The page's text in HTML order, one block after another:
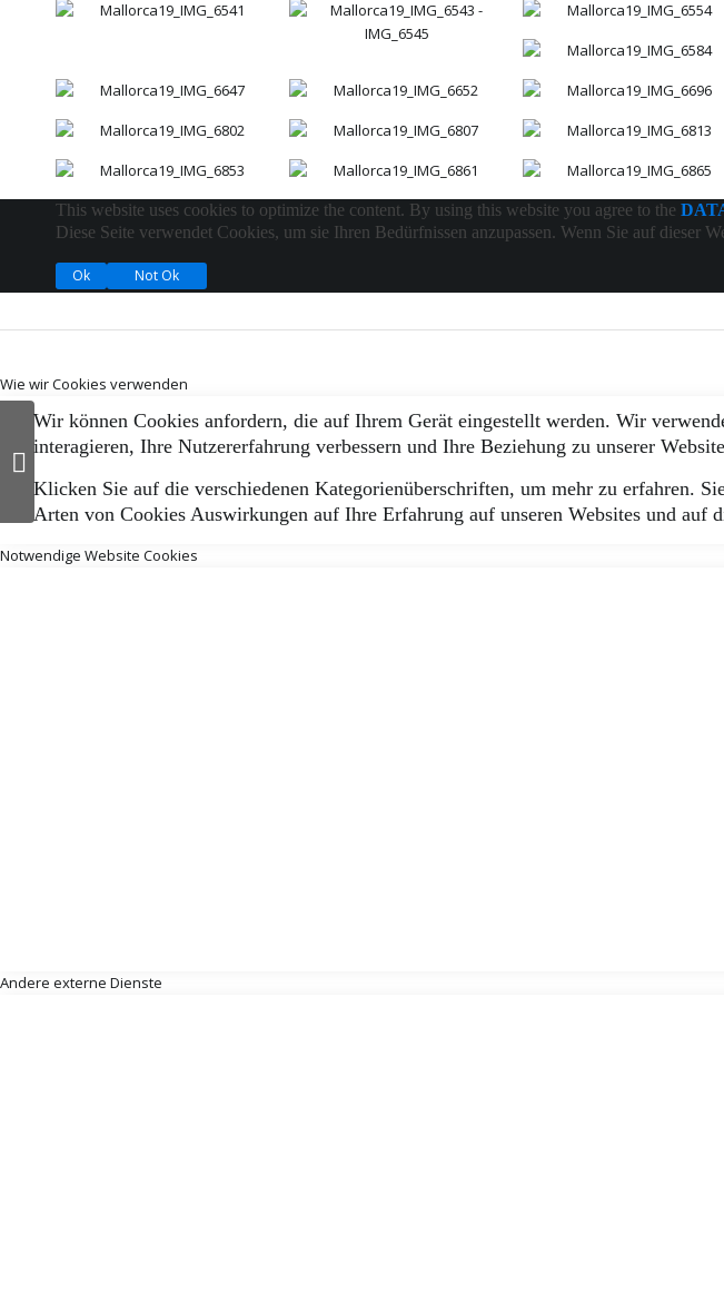
Bildbearbeitung für
This website uses cookies to optimize the content. By using this website you agree to the
Diese Seite verwendet Cookies, um sie Ihren Bedürfnissen anzupassen. Wenn Sie auf dieser
Ok Not Ok
Wie wir Cookies verwenden
Wir können Cookies anfordern, die auf Ihrem Gerät eingestellt werden. Wir
interagieren, Ihre Nutzererfahrung verbessern und Ihre Beziehung zu unserer
Klicken Sie auf die verschiedenen Kategorienüberschriften, um mehr zu erfahren.
Arten von Cookies Auswirkungen auf Ihre Erfahrung auf unseren Websites und auf
Notwendige Website Cookies
Andere externe Dienste